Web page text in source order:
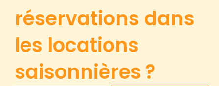
réservations dans
les locations
saisonnières ?